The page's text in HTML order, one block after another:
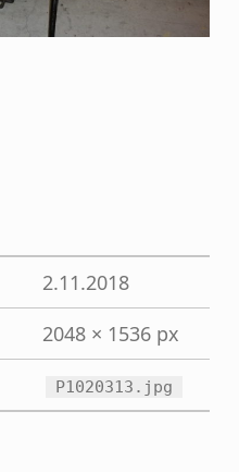
2.11.2018
2048 × 1536 px
P1020313.jpg